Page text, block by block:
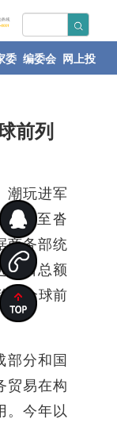
委 编委会 网上投
前列
潮玩进军
纷至沓
商务部统
出口总额
居全球前
部分和国
贸易在构
。今年以